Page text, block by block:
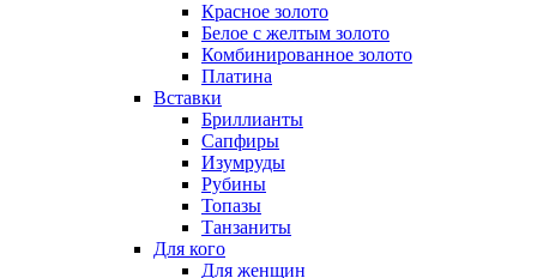
Красное золото
Белое с желтым золото
Комбинированное золото
Платина
Вставки
Бриллианты
Сапфиры
Изумруды
Рубины
Топазы
Танзаниты
Для кого
Для женщин